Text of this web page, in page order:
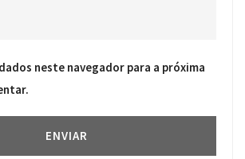
neste navegador para a próxima